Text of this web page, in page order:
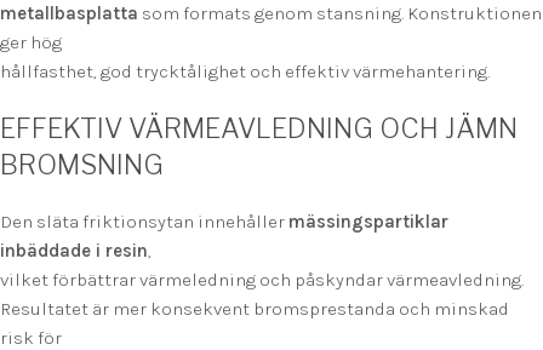
metallbasplatta som formats genom stansning. Konstruktionen
ger hög
hållfasthet, god trycktålighet och effektiv värmehantering.
EFFEKTIV VÄRMEAVLEDNING OCH JÄMN
BROMSNING
Den släta friktionsytan innehåller mässingspartiklar
inbäddade i resin,
vilket förbättrar värmeledning och påskyndar värmeavledning.
Resultatet är mer konsekvent bromsprestanda och minskad
risk för